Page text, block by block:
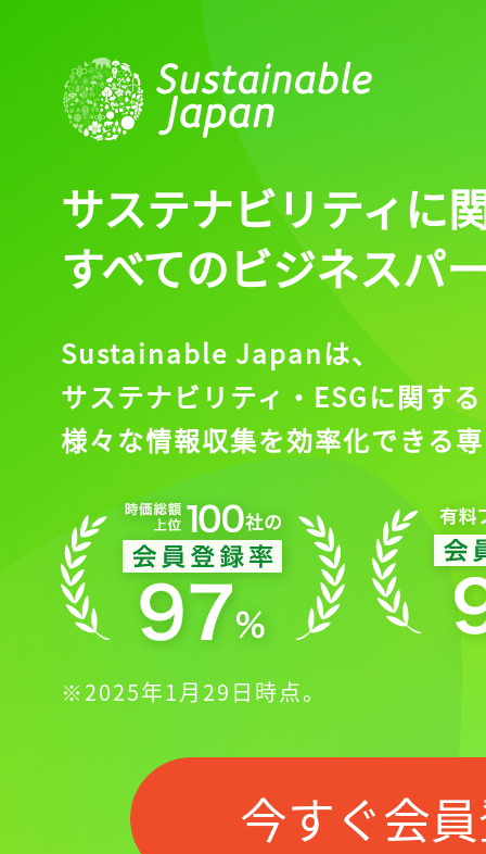
ログイン
会員登録
サステナビリティに
すべてのビジネスパ
Sustainable Japanは、
サステナビリティ・ESGに関する
様々な情報収集を効率化できる
※2025年1月29日時点。
今すぐ会